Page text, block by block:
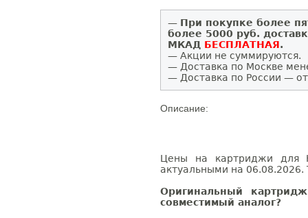
— При покупке более
более 5000 руб.
МКАД БЕСПЛАТНАЯ.
— Акции не суммируются.
— Доставка по Москве
— Доставка по России —
Описание:
Цены на картриджи для
актуальными на 06.08.2026.
Оригинальный
совместимый аналог?